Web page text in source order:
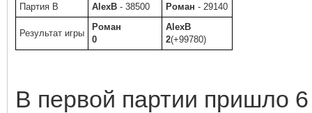
Партия B
AlexB - 38500 Роман - 29140
Результат игры
Роман
0
AlexB
2(+99780)
В первой партии пришло